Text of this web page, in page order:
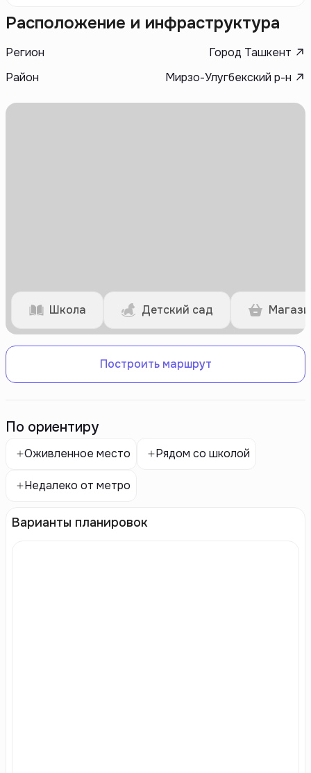
Расположение и инфраструктура
Регион
Город Ташкент
Район
Мирзо-Улугбекский р-н
Школа Детский сад
Построить маршрут
По ориентиру
Оживленное место Рядом со школой
Недалеко от метро
Варианты планировок